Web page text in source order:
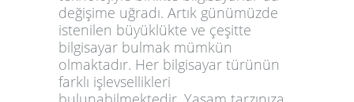
değişime uğradı. Artık günümüzde
istenilen büyüklükte ve çeşitte
bilgisayar bulmak mümkün
olmaktadır. Her bilgisayar türünün
farklı işlevsellikleri